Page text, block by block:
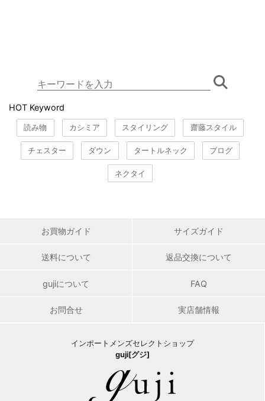
HOT Keyword
読み物 カシミア スタイリング 齋藤スタイル
チェスター ダウン タートルネック ブログ
ネクタイ
お買物ガイド サイズガイド
送料について 返品交換について
gujiについて FAQ
お問合せ 実店舗情報
インポートメンズセレクトショップ
guji[グジ]